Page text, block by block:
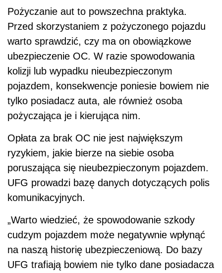
Pożyczanie aut to powszechna praktyka.
Przed skorzystaniem z pożyczonego pojazdu
warto sprawdzić, czy ma on obowiązkowe
ubezpieczenie OC. W razie spowodowania
kolizji lub wypadku nieubezpieczonym
pojazdem, konsekwencje poniesie bowiem nie
tylko posiadacz auta, ale również osoba
pożyczająca je i kierująca nim.
Opłata za brak OC nie jest największym
ryzykiem, jakie bierze na siebie osoba
poruszająca się nieubezpieczonym pojazdem.
UFG prowadzi bazę danych dotyczących polis
komunikacyjnych.
„Warto wiedzieć, że spowodowanie szkody
cudzym pojazdem może negatywnie wpłynąć
na naszą historię ubezpieczeniową. Do bazy
UFG trafiają bowiem nie tylko dane posiadacza